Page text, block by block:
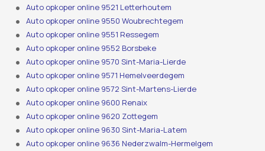
Auto opkoper online 9521 Letterhoutem
Auto opkoper online 9550 Woubrechtegem
Auto opkoper online 9551 Ressegem
Auto opkoper online 9552 Borsbeke
Auto opkoper online 9570 Sint-Maria-Lierde
Auto opkoper online 9571 Hemelveerdegem
Auto opkoper online 9572 Sint-Martens-Lierde
Auto opkoper online 9600 Renaix
Auto opkoper online 9620 Zottegem
Auto opkoper online 9630 Sint-Maria-Latem
Auto opkoper online 9636 Nederzwalm-Hermelgem